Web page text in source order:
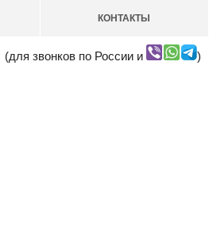
КОНТАКТЫ
(для звонков по России и )